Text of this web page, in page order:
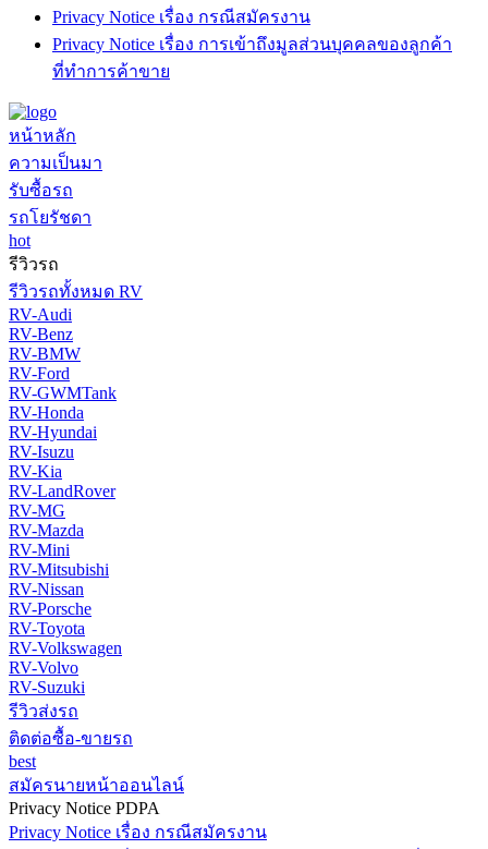
Privacy Notice เรื่อง กรณีสมัครงาน
Privacy Notice เรื่อง การเข้าถึงมูลส่วนบุคคลของลูกค้า
ที่ทำการค้าขาย
หน้าหลัก
ความเป็นมา
รับซื้อรถ
รถโยรัชดา
hot
รีวิวรถ
รีวิวรถทั้งหมด RV
RV-Audi
RV-Benz
RV-BMW
RV-Ford
RV-GWMTank
RV-Honda
RV-Hyundai
RV-Isuzu
RV-Kia
RV-LandRover
RV-MG
RV-Mazda
RV-Mini
RV-Mitsubishi
RV-Nissan
RV-Porsche
RV-Toyota
RV-Volkswagen
RV-Volvo
RV-Suzuki
รีวิวส่งรถ
ติดต่อซื้อ-ขายรถ
best
สมัครนายหน้าออนไลน์
Privacy Notice PDPA
Privacy Notice เรื่อง กรณีสมัครงาน